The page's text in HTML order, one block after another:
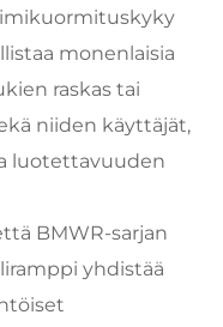
monenlaisia
raskas tai
niiden käyttäjät,
luotettavuuden
BMWR-sarjan
yhdistää